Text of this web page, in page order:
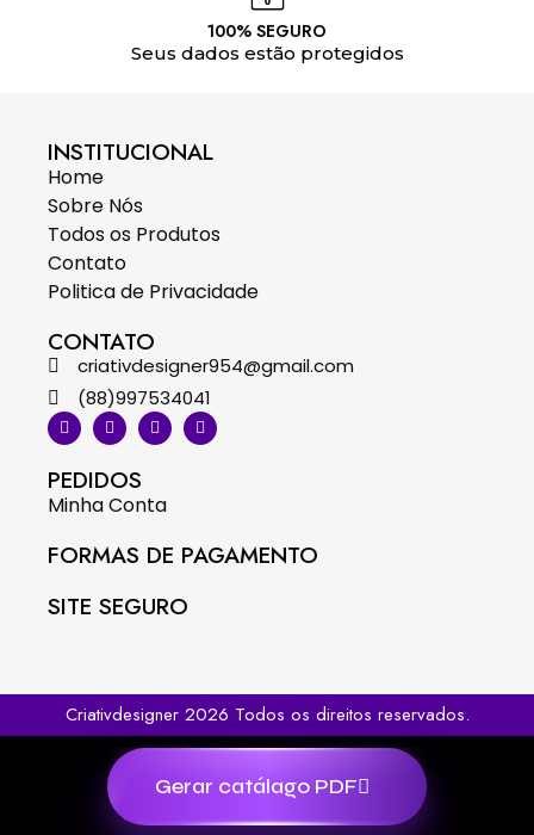
100% SEGURO
Seus dados estão protegidos
INSTITUCIONAL
Home
Sobre Nós
Todos os Produtos
Contato
Politica de Privacidade
CONTATO
criativdesigner954@gmail.com
(88)997534041
PEDIDOS
Minha Conta
FORMAS DE PAGAMENTO
SITE SEGURO
Criativdesigner 2026 Todos os direitos reservados.
Gerar catálago PDF